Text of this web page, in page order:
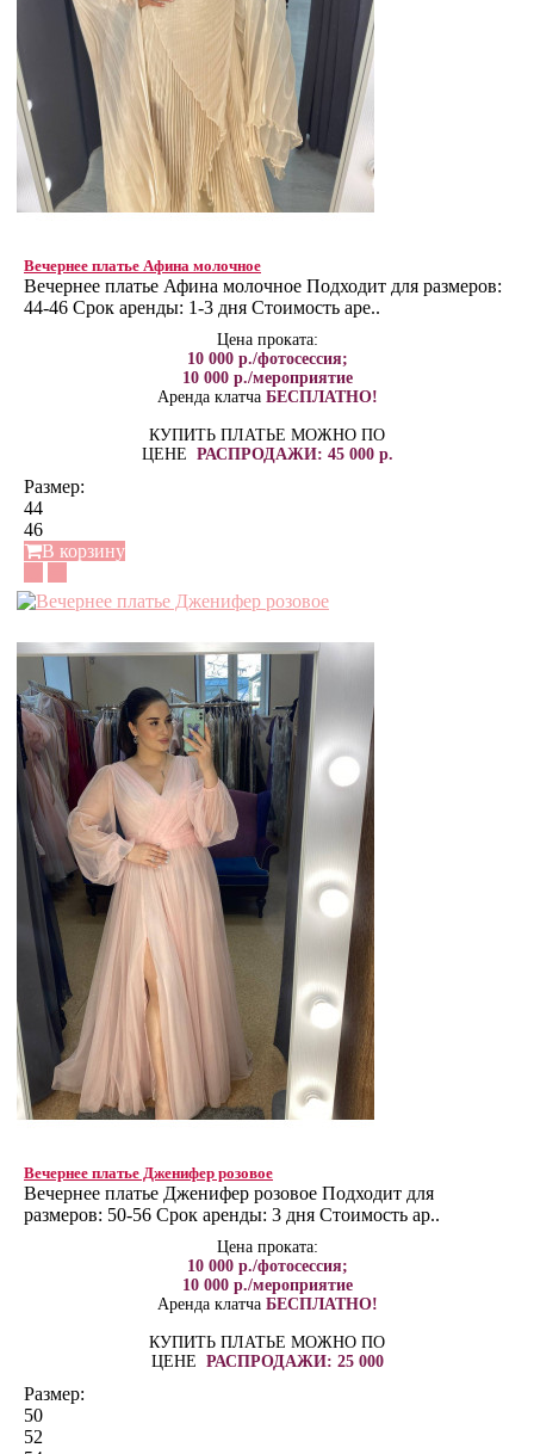
Вечернее платье Афина молочное
Вечернее платье Афина молочное Подходит для размеров:
44-46 Срок аренды: 1-3 дня Стоимость аре..
Цена проката:
10 000 р./фотосессия;
10 000 р./мероприятие
Аренда клатча БЕСПЛАТНО!
КУПИТЬ ПЛАТЬЕ МОЖНО ПО
ЦЕНЕ РАСПРОДАЖИ: 45 000 р.
Размер:
44
46
В корзину
Вечернее платье Дженифер розовое
Вечернее платье Дженифер розовое Подходит для
размеров: 50-56 Срок аренды: 3 дня Стоимость ар..
Цена проката:
10 000 р./фотосессия;
10 000 р./мероприятие
Аренда клатча БЕСПЛАТНО!
КУПИТЬ ПЛАТЬЕ МОЖНО ПО
ЦЕНЕ РАСПРОДАЖИ: 25 000
Размер:
50
52